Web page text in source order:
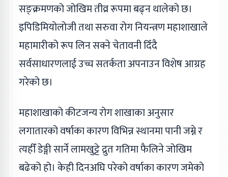
सङ्क्रमणको जोखिम तीव्र रूपमा बढ्न थालेको छ।
इपिडिमियोलोजी तथा सरुवा रोग नियन्त्रण महाशाखाले
महामारीको रूप लिन सक्ने चेतावनी दिँदै
सर्वसाधारणलाई उच्च सतर्कता अपनाउन विशेष आग्रह
गरेको छ।
महाशाखाको कीटजन्य रोग शाखाका अनुसार
लगातारको वर्षाका कारण विभिन्न स्थानमा पानी जम्ने र
त्यहीँ डेङ्गी सार्ने लामखुट्टे द्रुत गतिमा फैलिने जोखिम
बढेको हो। केही दिनअघि परेको वर्षाका कारण जमेको